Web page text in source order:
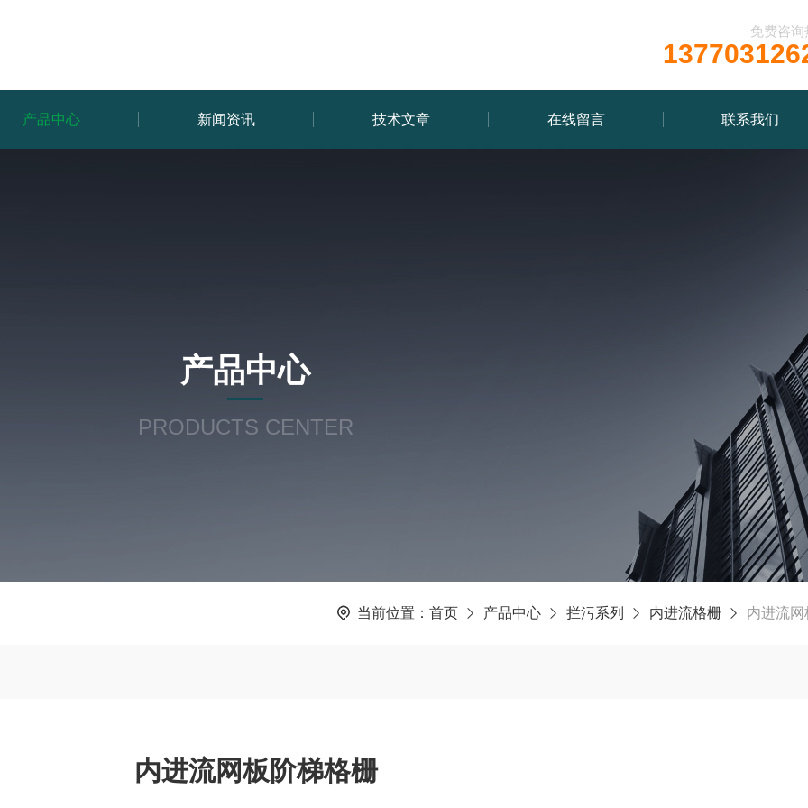
免费咨询
产品中心 新闻资讯 技术文章 在线留言 联系我们
产品中心
PRODUCTS CENTER
当前位置： 首页 产品中心 拦污系列 内进流格栅 内进流
内进流网板阶梯格栅